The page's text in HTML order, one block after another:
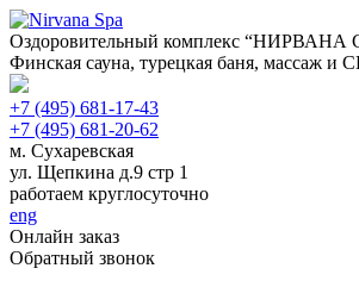
Оздоровительный комплекс “НИРВАНА
Финская сауна, турецкая баня, массаж и
+7 (495) 681-17-43
+7 (495) 681-20-62
м. Сухаревская
ул. Щепкина д.9 стр 1
работаем круглосуточно
eng
Онлайн заказ
Обратный звонок